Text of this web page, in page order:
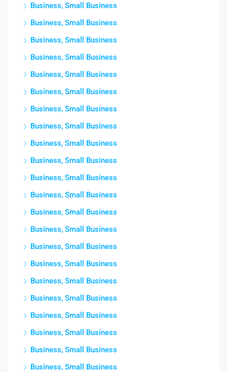
Business, Small Business
Business, Small Business
Business, Small Business
Business, Small Business
Business, Small Business
Business, Small Business
Business, Small Business
Business, Small Business
Business, Small Business
Business, Small Business
Business, Small Business
Business, Small Business
Business, Small Business
Business, Small Business
Business, Small Business
Business, Small Business
Business, Small Business
Business, Small Business
Business, Small Business
Business, Small Business
Business, Small Business
Business, Small Business